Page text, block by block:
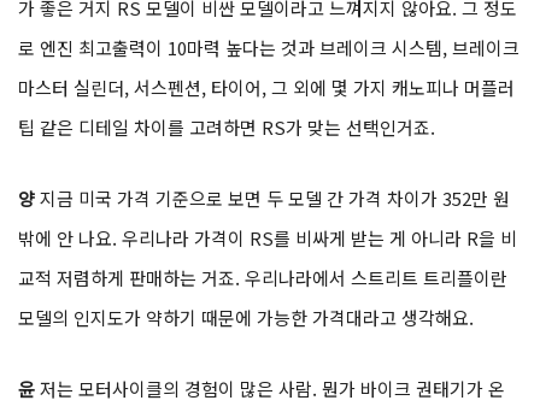
양자, 그럼 윤기자는 R과 RS 중에서 어떤 모델을 선택을 하고 싶나
요?
윤 차량 가격이 480만 원 정도가 차이 나는데 저는 R 모델이 가성비
로 엔진 최고출력이 10마력 높다는 것과 브레이크 시스템, 브레이크
마스터 실린더, 서스펜션, 타이어, 그 외에 몇 가지 캐노피나 머플러
팁 같은 디테일 차이를 고려하면 RS가 맞는 선택인거죠.
밖에 안 나요. 우리나라 가격이 RS를 비싸게 받는 게 아니라 R을 비